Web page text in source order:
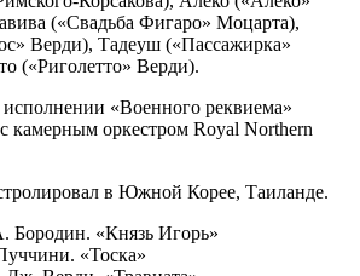
(«Свадьба Фигаро» Моцарта),
Верди), Тадеуш («Пассажирка»
(«Риголетто» Верди).
«Военного реквиема»
камерным оркестром Royal Northern
в Южной Корее, Таиланде.
Бородин. «Князь Игорь»
«Тоска»